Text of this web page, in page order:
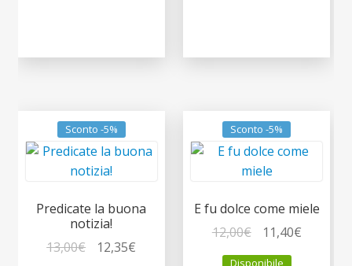
Sconto -5%
Predicate la buona
notizia!
13,00€ 12,35€
Sconto -5%
E fu dolce come miele
12,00€
prezzo
11,40€Il
Disponibile